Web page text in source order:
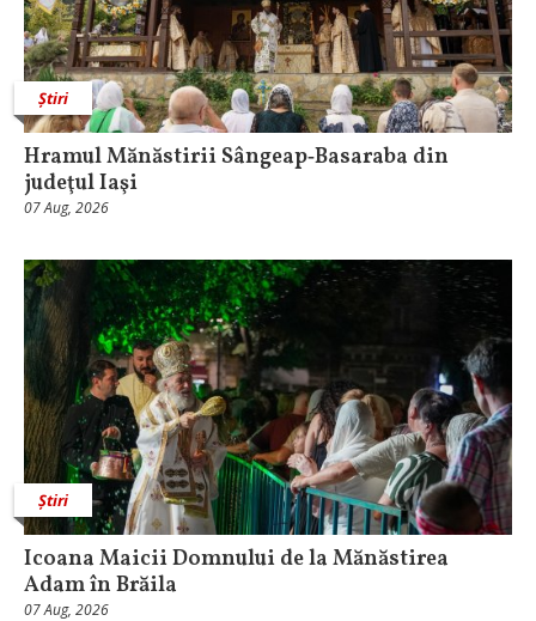
Știri
Hramul Mănăstirii Sângeap‑Basaraba din
judeţul Iaşi
07 Aug, 2026
Știri
Icoana Maicii Domnului de la Mănăstirea
Adam în Brăila
07 Aug, 2026